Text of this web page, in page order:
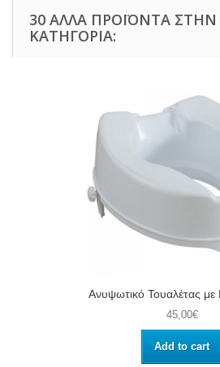
30 ΆΛΛΑ ΠΡΟΪΌΝΤΑ ΣΤΗΝ
ΚΑΤΗΓΟΡΊΑ:
Ανυψωτικό Τουαλέτας με
45,00€
Add to cart